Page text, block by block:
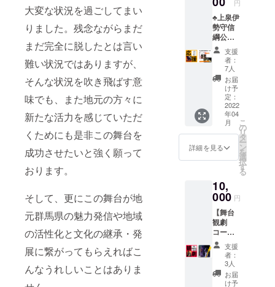
大変な状況を過ごしてまい
りました。残念ながらまだ
まだ完全に脱したとは言い
難い状況ではありますが、
そんな状況を吹き飛ばす意
味でも、また地元の方々に
新たな活力を感じていただ
くためにも是非この舞台を
成功させたいと強く願って
おります。
そして、更にこの舞台が地
元群馬県の魅力発信や地域
の活性化と文化の継承・発
展に繋がってもらえればこ
んなうれしいことはありま
載名前
「のぶ
つな」
希望、
記載名
前「上
泉伊勢
守商
店」希
望な
ど。 ・
応援
メッ
セージ
ら、HP
にお名
前とと
もに記
載させ
ていた
だきま
す。
記載 ⚫︎
志道塾
舞台出
演者の
サイン
付きチ
ラシ
【備考
欄】 ・
ご支援
時、必
ず【備
考欄】
に掲載
時のご
入くだ
さい。
ご希望
の際や
ペン
ネー
ム、店
舗名な
どご希
望の方
円
♣︎上泉伊
勢守信
綱公応
援コー
ス♣︎ ⚫︎お
礼メー
ル ※
舞台オ
リジナ
ル画像
付き ⚫︎
舞台
『信綱
外伝
一槍の
サイト
にお
名前の
記載
⚫︎「上
泉伊勢
守信綱
を全国
に！」
のパ
支援
者：
7人
お届
け予
定：
2022
年04
月
詳細を見る
こ
の
リ
タ
ー
ン
を
選
択
す
る
10,
000 円
【舞台
観劇
コー
ス】 ⚫︎
舞台観
劇チ
ケット
⚫︎お礼
支援
者：
3人
お届
け予